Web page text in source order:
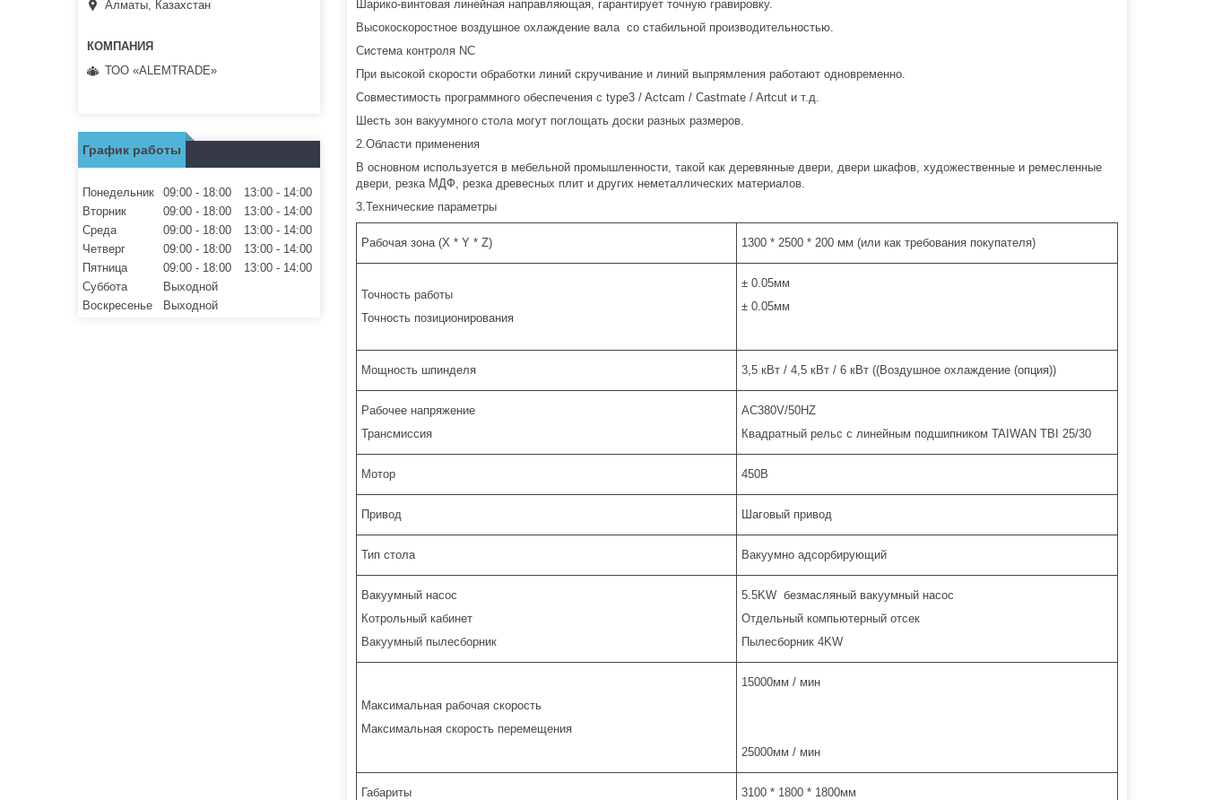
Шарико-винтовая линейная направляющая, гарантирует точную гравировку.
Высокоскоростное воздушное охлаждение вала со стабильной производительностью.
Система контроля NC
При высокой скорости обработки линий скручивание и линий выпрямления работают одновременно.
Совместимость программного обеспечения с type3 / Actcam / Castmate / Artcut и т.д.
Шесть зон вакуумного стола могут поглощать доски разных размеров.
2.Области применения
В основном используется в мебельной промышленности, такой как деревянные двери, двери шкафов, художественные и ремесленные
двери, резка МДФ, резка древесных плит и других неметаллических материалов.
3.Технические параметры
Рабочая зона (X * Y * Z) 1300 * 2500 * 200 мм (или как требования покупателя)
Точность работы
Точность позиционирования
± 0.05мм
± 0.05мм
Мощность шпинделя 3,5 кВт / 4,5 кВт / 6 кВт ((Воздушное охлаждение (опция))
Рабочее напряжение
Трансмиссия
AC380V/50HZ
Квадратный рельс с линейным подшипником TAIWAN TBI 25/30
Мотор 450B
Привод Шаговый привод
Тип стола Вакуумно адсорбирующий
Вакуумный насос
Котрольный кабинет
Вакуумный пылесборник
5.5KW безмасляный вакуумный насос
Отдельный компьютерный отсек
Пылесборник 4KW
Максимальная рабочая скорость
Максимальная скорость перемещения
15000мм / мин
25000мм / мин
Габариты 3100 * 1800 * 1800мм
Алматы, Казахстан
ТОО «ALEMTRADE»
График работы
Понедельник 09:00 18:00 13:00
14:00
Вторник
09:00 18:00 13:00
14:00
Среда
09:00 18:00 13:00
14:00
Четверг
09:00 18:00 13:00
14:00
Пятница
09:00 18:00 13:00
14:00
Суббота
Выходной
Воскресенье
Выходной